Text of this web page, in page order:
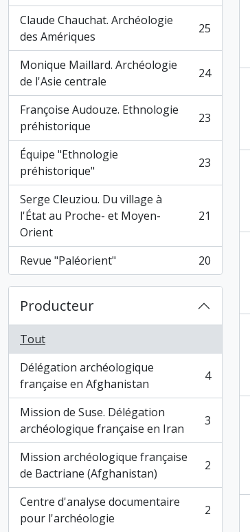
Claude Chauchat. Archéologie
des Amériques
, 25 résultats 25
Monique Maillard. Archéologie
de l'Asie centrale
, 24 résultats 24
Françoise Audouze. Ethnologie
préhistorique
, 23 résultats 23
Équipe "Ethnologie
préhistorique"
, 23 résultats 23
Serge Cleuziou. Du village à
l'État au Proche- et Moyen-
Orient
, 21 résultats 21
Revue "Paléorient"
, 20 résultats 20
Producteur
Tout
Délégation archéologique
française en Afghanistan
, 4 résultats 4
Mission de Suse. Délégation
archéologique française en Iran
, 3 résultats 3
Mission archéologique française
de Bactriane (Afghanistan)
, 2 résultats 2
Centre d'analyse documentaire
pour l'archéologie
, 2 résultats 2